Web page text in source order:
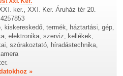
ker., XXI. Ker. Áruház tér 20.
kiskereskedő, termék, háztartási, gép,
elektronika, szerviz, kellékek,
szórakoztató, híradástechnika,
»